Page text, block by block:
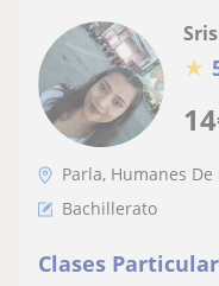
14
★
Parla, Humanes
Bachillerato
Clases